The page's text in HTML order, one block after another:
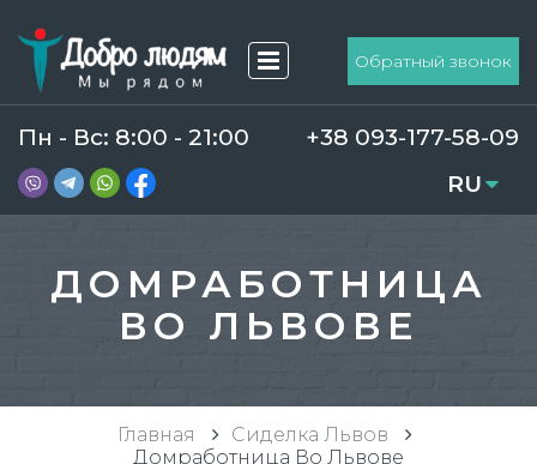
Обратный звонок
Пн - Вс: 8:00 - 21:00
+38 093-177-58-09
RU
UA
ДОМРАБОТНИЦА
ВО ЛЬВОВЕ
Главная
Сиделка Львов
Домработница Во Львове